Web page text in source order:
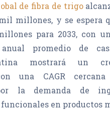
de fibra de trigo
mil millones, y se espera
para 2033, con
promedio de
mostrará un
una CAGR cercana
la demanda de
en productos